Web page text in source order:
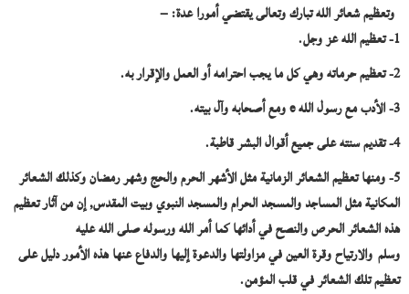
وتعظيم شعائر الله تبارك وتعالى يقتضي أمورا عدة: –
1- تعظيم الله عز وجل.
2- تعظيم حرماته وهي كل ما يجب احترامه أو العمل والإقرار به.
3- الأدب مع رسول الله
eومع أصحابه وآل بيته.
4- تقديم سنته على جميع أقوال البشر قاطبة.
5- ومنها تعظيم الشعائر الزمانية مثل الأشهر الحرم والحج وشهر رمضان وكذلك الشعائر
المكانية مثل المساجد والمسجد الحرام والمسجد النبوي وبيت المقدس, إن من آثار تعظيم
هذه الشعائر الحرص والنصح في أدائها كما أمر الله ورسوله صلى الله عليه
وسلم والارتياح وقرة العين في مزاولتها والدعوة إليها والدفاع عنها هذه الأمور دليل على
تعظيم تلك الشعائر في قلب المؤمن.